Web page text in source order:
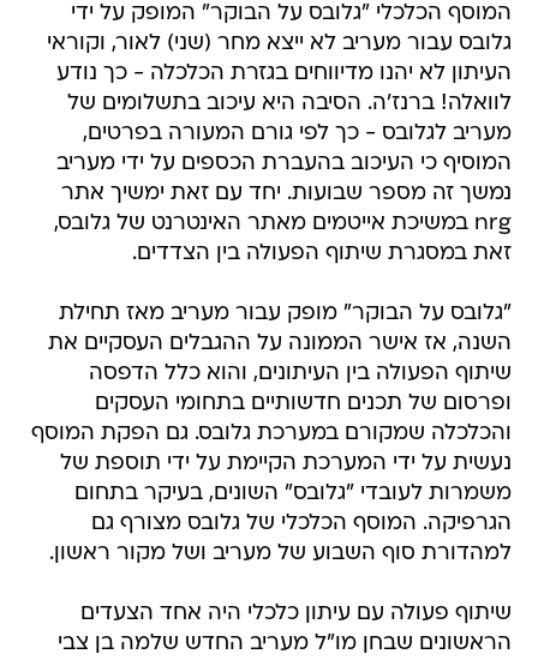
המוסף הכלכלי "גלובס על הבוקר" המופק על ידי
גלובס עבור מעריב לא ייצא מחר (שני) לאור, וקוראי
העיתון לא יהנו מדיווחים בגזרת הכלכלה - כך נודע
לוואלה! ברנז'ה. הסיבה היא עיכוב בתשלומים של
מעריב לגלובס - כך לפי גורם המעורה בפרטים,
המוסיף כי העיכוב בהעברת הכספים על ידי מעריב
נמשך זה מספר שבועות. יחד עם זאת ימשיך אתר
nrg במשיכת אייטמים מאתר האינטרנט של גלובס,
זאת במסגרת שיתוף הפעולה בין הצדדים.
"גלובס על הבוקר" מופק עבור מעריב מאז תחילת
השנה, אז אישר הממונה על ההגבלים העסקיים את
שיתוף הפעולה בין העיתונים, והוא כלל הדפסה
ופרסום של תכנים חדשותיים בתחומי העסקים
והכלכלה שמקורם במערכת גלובס. גם הפקת המוסף
נעשית על ידי המערכת הקיימת על ידי תוספת של
משמרות לעובדי "גלובס" השונים, בעיקר בתחום
הגרפיקה. המוסף הכלכלי של גלובס מצורף גם
למהדורת סוף השבוע של מעריב ושל מקור ראשון.
שיתוף פעולה עם עיתון כלכלי היה אחד הצעדים
הראשונים שבחן מו"ל מעריב החדש שלמה בן צבי